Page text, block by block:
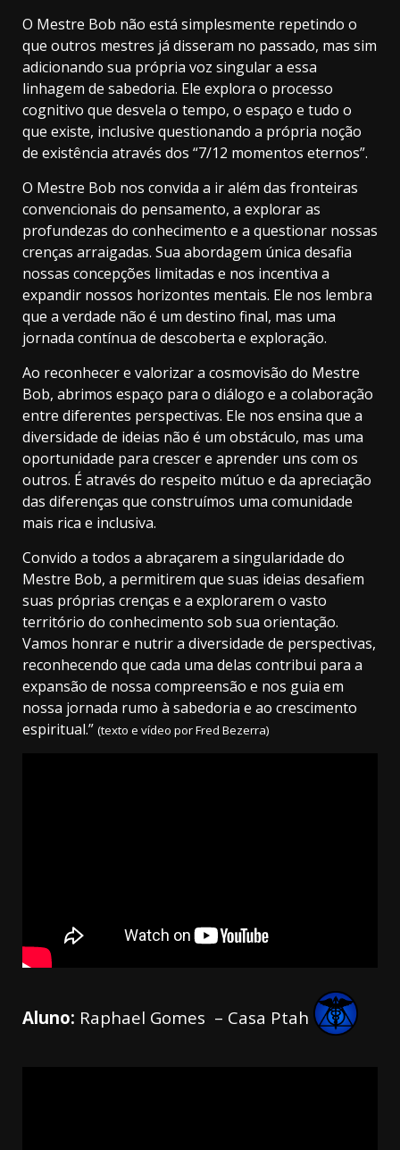
O Mestre Bob não está simplesmente repetindo o
que outros mestres já disseram no passado, mas sim
adicionando sua própria voz singular a essa
linhagem de sabedoria. Ele explora o processo
cognitivo que desvela o tempo, o espaço e tudo o
que existe, inclusive questionando a própria noção
de existência através dos “7/12 momentos eternos”.
O Mestre Bob nos convida a ir além das fronteiras
convencionais do pensamento, a explorar as
profundezas do conhecimento e a questionar nossas
crenças arraigadas. Sua abordagem única desafia
nossas concepções limitadas e nos incentiva a
expandir nossos horizontes mentais. Ele nos lembra
que a verdade não é um destino final, mas uma
jornada contínua de descoberta e exploração.
Ao reconhecer e valorizar a cosmovisão do Mestre
Bob, abrimos espaço para o diálogo e a colaboração
entre diferentes perspectivas. Ele nos ensina que a
diversidade de ideias não é um obstáculo, mas uma
oportunidade para crescer e aprender uns com os
outros. É através do respeito mútuo e da apreciação
das diferenças que construímos uma comunidade
mais rica e inclusiva.
Convido a todos a abraçarem a singularidade do
Mestre Bob, a permitirem que suas ideias desafiem
suas próprias crenças e a explorarem o vasto
território do conhecimento sob sua orientação.
Vamos honrar e nutrir a diversidade de perspectivas,
reconhecendo que cada uma delas contribui para a
expansão de nossa compreensão e nos guia em
nossa jornada rumo à sabedoria e ao crescimento
espiritual.” (texto e vídeo por Fred Bezerra)
Aluno: Raphael Gomes – Casa Ptah